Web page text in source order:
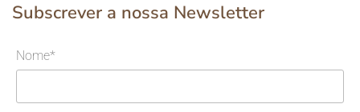
Subscrever a nossa Newsletter
Nome*